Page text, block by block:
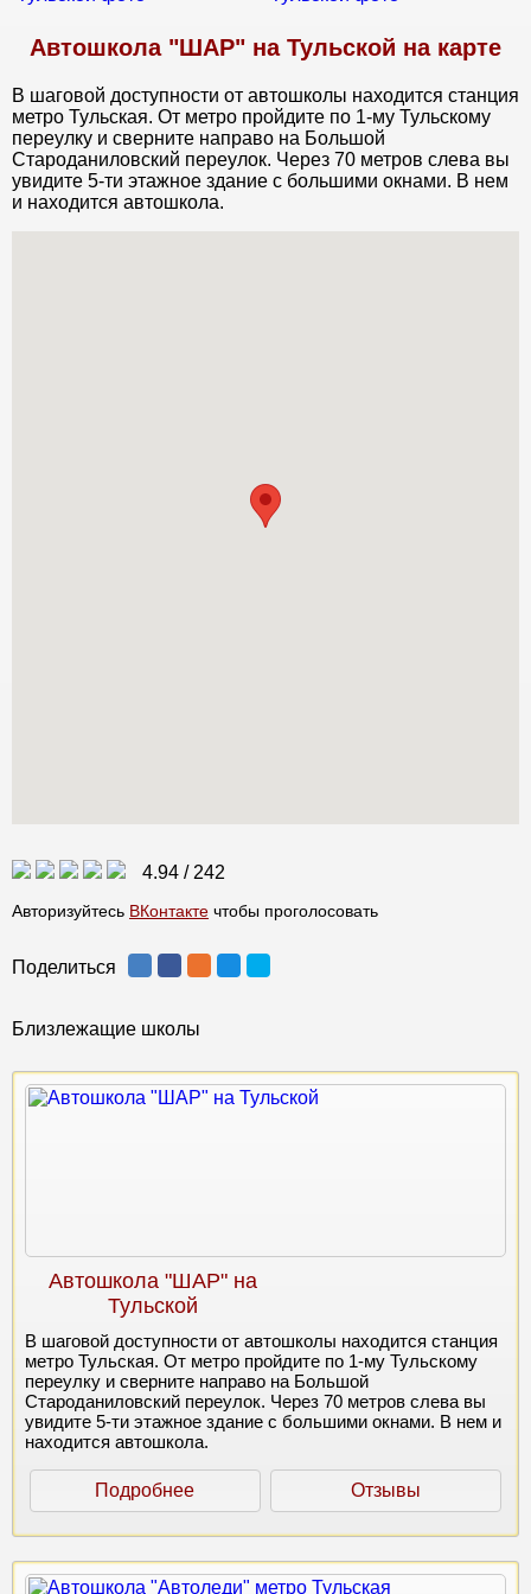
Автошкола "ШАР" на Тульской на карте
В шаговой доступности от автошколы находится станция
метро Тульская. От метро пройдите по 1-му Тульскому
переулку и сверните направо на Большой
Староданиловский переулок. Через 70 метров слева вы
увидите 5-ти этажное здание с большими окнами. В нем
и находится автошкола.
4.94 / 242
Авторизуйтесь ВКонтакте чтобы проголосовать
Поделиться
Близлежащие школы
Автошкола "ШАР" на
Тульской
В шаговой доступности от автошколы находится станция
метро Тульская. От метро пройдите по 1-му Тульскому
переулку и сверните направо на Большой
Староданиловский переулок. Через 70 метров слева вы
увидите 5-ти этажное здание с большими окнами. В нем и
находится автошкола.
Подробнее Отзывы